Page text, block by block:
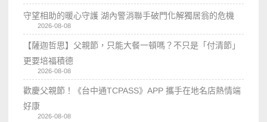
守望相助的暖心守護 湖內警消聯手破門化解獨居翁的危機
2026-08-08
【薩迦哲思】父親節，只能大餐一頓嗎？不只是「付清節」
更要培福積德
2026-08-08
歡慶父親節！《台中通TCPASS》APP 攜手在地名店熱情端
好康
2026-08-08